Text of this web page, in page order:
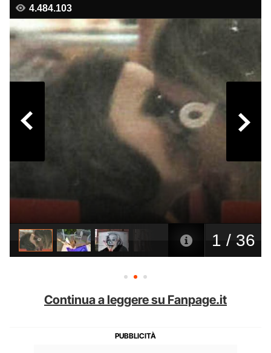
Continua a leggere su Fanpage.it